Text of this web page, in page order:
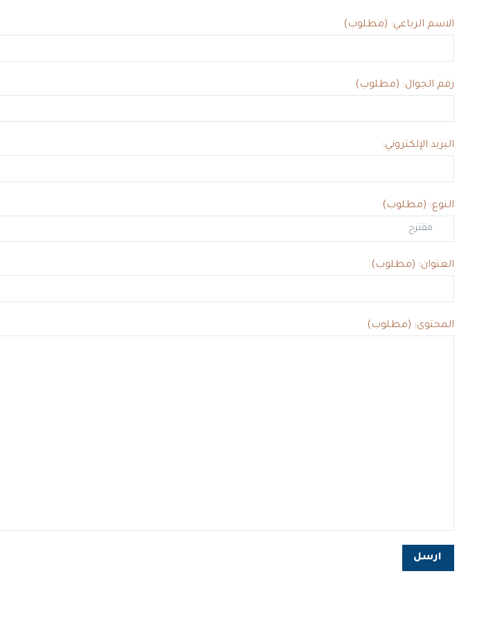
الاسم الرباعي: (مطلوب)
رقم الجوال: (مطلوب)
البريد الإلكتروني:
النوع: (مطلوب)
العنوان: (مطلوب)
المحتوى: (مطلوب)